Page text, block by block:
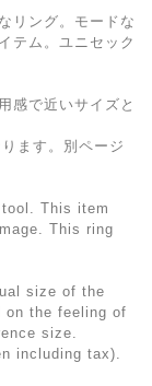
リング。モードな
テム。ユニセック
感で近いサイズと
ます。別ページ
This item
This ring
size of the
on the feeling of
size.
including tax).